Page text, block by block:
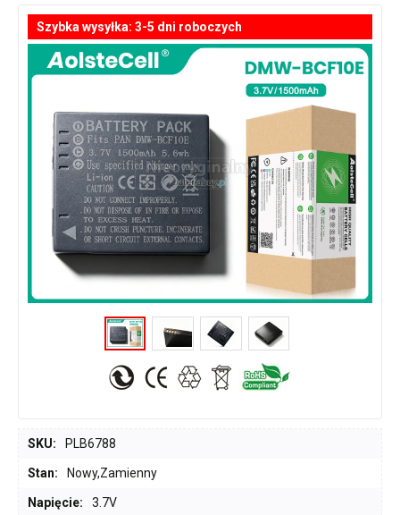
Szybka wysyłka: 3-5 dni roboczych
SKU: PLB6788
Stan: Nowy,Zamienny
Napięcie: 3.7V